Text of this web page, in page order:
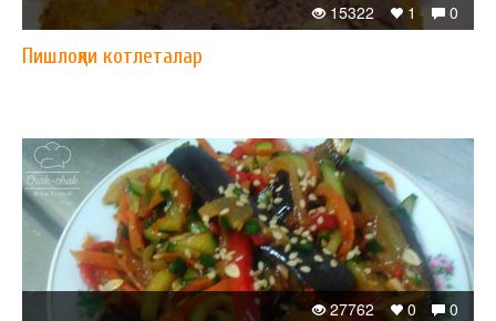
0
1
15322
Пишлоқли котлеталар
0
0
27762